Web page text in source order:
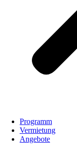
Programm
Vermietung
Angebote